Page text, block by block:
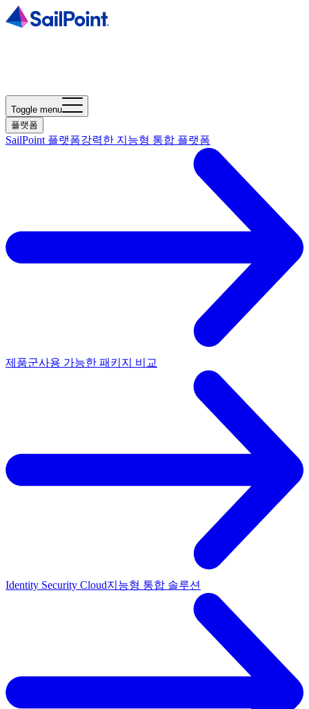
Toggle menu
플랫폼
SailPoint 플랫폼강력한 지능형 통합 플랫폼
제품군사용 가능한 패키지 비교
Identity Security Cloud지능형 통합 솔루션